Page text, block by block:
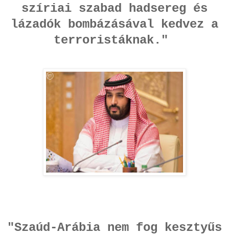
szíriai szabad hadsereg és
lázadók bombázásával kedvez a
terroristáknak."
"Szaúd-Arábia nem fog kesztyűs